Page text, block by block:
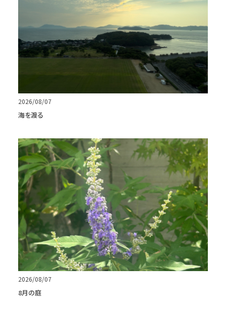
2026/08/07
海を渡る
2026/08/07
8月の庭